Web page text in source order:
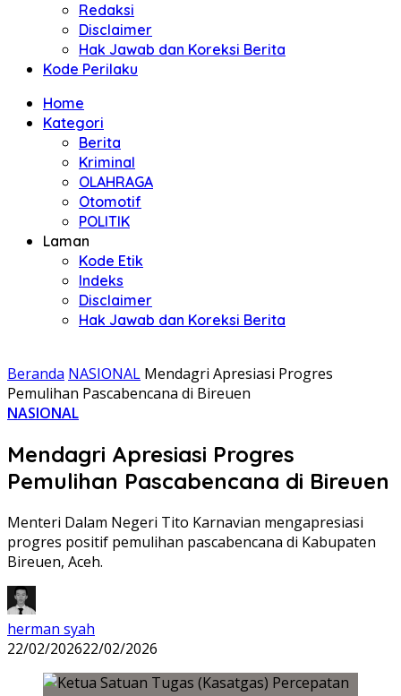
Redaksi
Disclaimer
Hak Jawab dan Koreksi Berita
Kode Perilaku
Home
Kategori
Berita
Kriminal
OLAHRAGA
Otomotif
POLITIK
Laman
Kode Etik
Indeks
Disclaimer
Hak Jawab dan Koreksi Berita
Beranda NASIONAL Mendagri Apresiasi Progres
Pemulihan Pascabencana di Bireuen
NASIONAL
Mendagri Apresiasi Progres
Pemulihan Pascabencana di Bireuen
Menteri Dalam Negeri Tito Karnavian mengapresiasi
progres positif pemulihan pascabencana di Kabupaten
Bireuen, Aceh.
herman syah
22/02/202622/02/2026